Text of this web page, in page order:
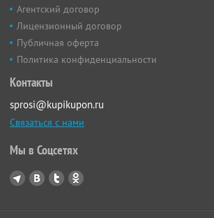
Агентский договор
Лицензионный договор
Публичная оферта
Политика конфиденциальности
Контакты
sprosi@kupikupon.ru
Связаться с нами
Мы в Соцсетях